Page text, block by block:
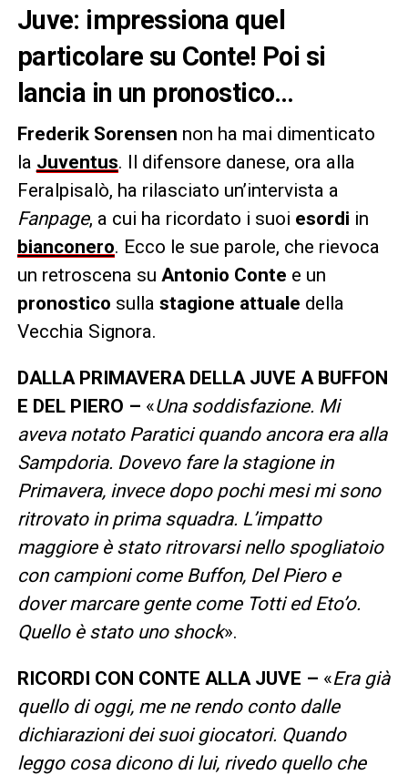
Juve: impressiona quel
particolare su Conte! Poi si
lancia in un pronostico…
Frederik Sorensen non ha mai dimenticato
la Juventus. Il difensore danese, ora alla
Feralpisalò, ha rilasciato un’intervista a
Fanpage, a cui ha ricordato i suoi esordi in
bianconero. Ecco le sue parole, che rievoca
un retroscena su Antonio Conte e un
pronostico sulla stagione attuale della
Vecchia Signora.
DALLA PRIMAVERA DELLA JUVE A BUFFON
E DEL PIERO – «Una soddisfazione. Mi
aveva notato Paratici quando ancora era alla
Sampdoria. Dovevo fare la stagione in
Primavera, invece dopo pochi mesi mi sono
ritrovato in prima squadra. L’impatto
maggiore è stato ritrovarsi nello spogliatoio
con campioni come Buffon, Del Piero e
dover marcare gente come Totti ed Eto’o.
Quello è stato uno shock».
RICORDI CON CONTE ALLA JUVE – «Era già
quello di oggi, me ne rendo conto dalle
dichiarazioni dei suoi giocatori. Quando
leggo cosa dicono di lui, rivedo quello che